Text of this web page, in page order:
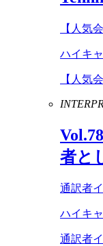
【人気
ハイキ
【人気
Vol.78
者と
通訳者
ハイキ
通訳者